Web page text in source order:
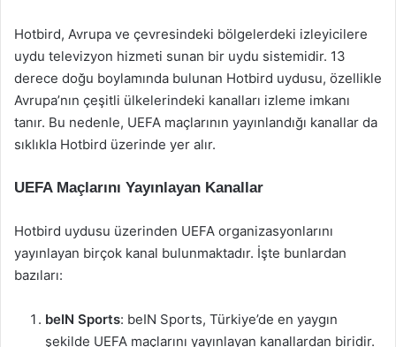
Hotbird, Avrupa ve çevresindeki bölgelerdeki izleyicilere
uydu televizyon hizmeti sunan bir uydu sistemidir. 13
derece doğu boylamında bulunan Hotbird uydusu, özellikle
Avrupa’nın çeşitli ülkelerindeki kanalları izleme imkanı
tanır. Bu nedenle, UEFA maçlarının yayınlandığı kanallar da
sıklıkla Hotbird üzerinde yer alır.
UEFA Maçlarını Yayınlayan Kanallar
Hotbird uydusu üzerinden UEFA organizasyonlarını
yayınlayan birçok kanal bulunmaktadır. İşte bunlardan
bazıları:
beIN Sports: beIN Sports, Türkiye’de en yaygın
şekilde UEFA maçlarını yayınlayan kanallardan biridir.